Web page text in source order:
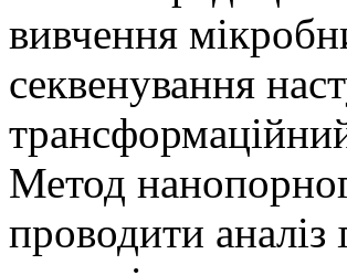
вивчення
секвенування
Метод
проводити